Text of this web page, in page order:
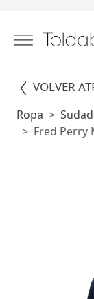
VOLVER
Ropa
Fred Perry